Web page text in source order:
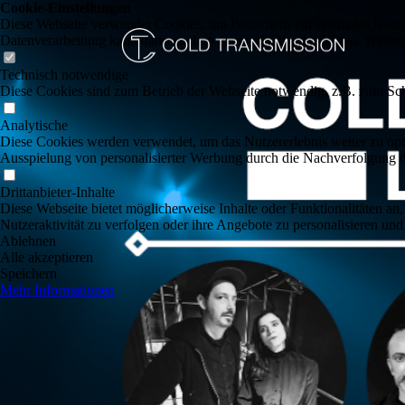
Cookie-Einstellungen
Diese Webseite verwendet Cookies, um Besuchern ein optimales
Datenverarbeitung kann dann auch in einem Drittland erfolgen.
Technisch notwendige
Diese Cookies sind zum Betrieb der Webseite notwendig, z.B. zum
Analytische
Diese Cookies werden verwendet, um das Nutzererlebnis weiter zu
Ausspielung von personalisierter Werbung durch die Nachverfolgung
Drittanbieter-Inhalte
Diese Webseite bietet möglicherweise Inhalte oder Funktionalitäten
Nutzeraktivität zu verfolgen oder ihre Angebote zu personalisieren
Ablehnen
Alle akzeptieren
Speichern
Mehr Informationen